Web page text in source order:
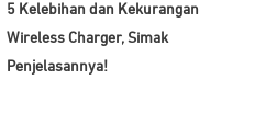
5 Kelebihan dan Kekurangan
Wireless Charger, Simak
Penjelasannya!